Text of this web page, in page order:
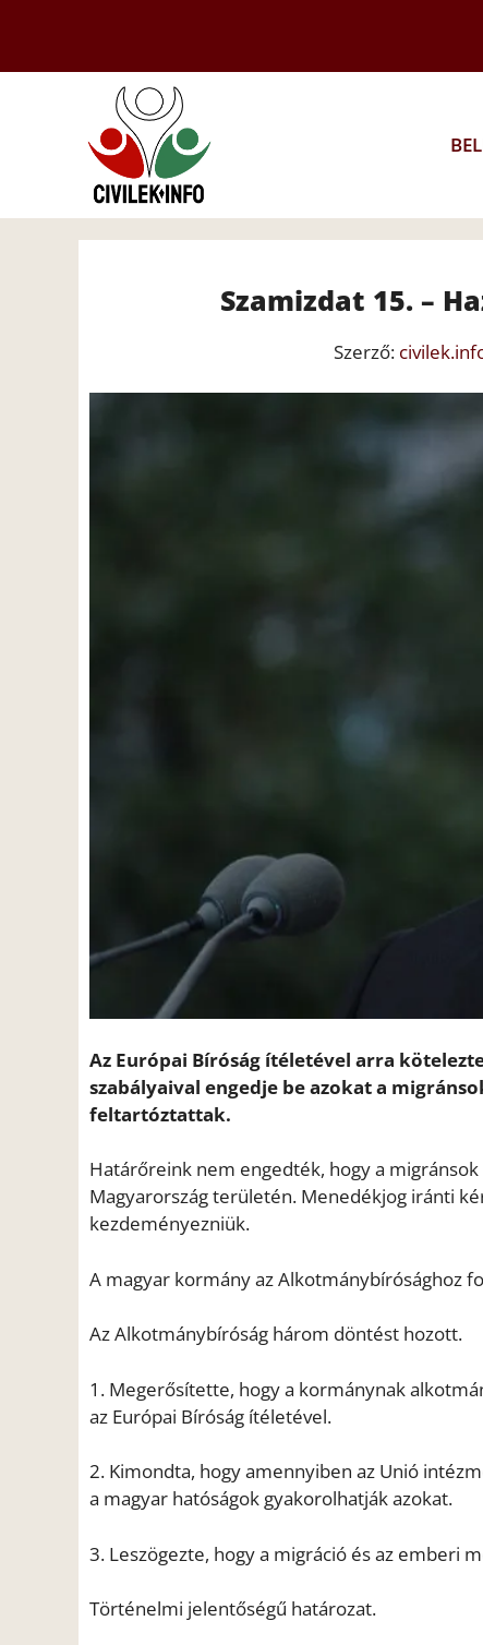
tartalomba
Szamizdat 15. –
Szerző:
Az Európai Bíróság ítéletével arra
szabályaival engedje be azokat a
feltartóztattak.
Határőreink nem engedték, hogy a
Magyarország területén. Menedékjog iránti
kezdeményezniük.
A magyar kormány az Alkotmánybírósághoz
Az Alkotmánybíróság három döntést hozott.
1. Megerősítette, hogy a kormánynak
az Európai Bíróság ítéletével.
2. Kimondta, hogy amennyiben az Unió
a magyar hatóságok gyakorolhatják azokat.
3. Leszögezte, hogy a migráció és az emberi
Történelmi jelentőségű határozat.